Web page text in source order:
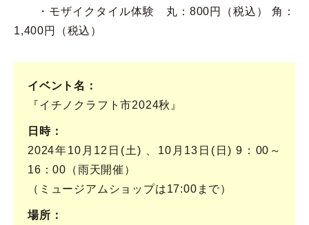
・モザイクタイル体験 丸：800円（税込） 角：
1,400円（税込）
イベント名
『イチノクラフト市2024秋』
日時
2024年10月12日(土) 、10月13日(日) 9：00～
16：00（雨天開催）
（ミュージアムショップは17:00まで）
場所